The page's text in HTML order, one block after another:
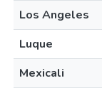
Los Angeles
Luque
Mexicali